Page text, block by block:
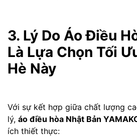
3. Lý Do Áo Điều
Là Lựa Chọn Tối
Hè Này
Với sự kết hợp giữa chất lượng
lý, áo điều hòa Nhật Bản
ích thiết thực: